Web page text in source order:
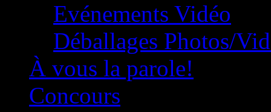
Evénements Vidéo
Déballages Photos/
À vous la parole!
Concours